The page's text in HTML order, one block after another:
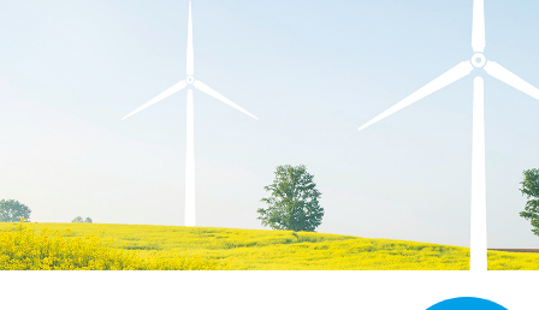
Happy energy
Power UP 2019